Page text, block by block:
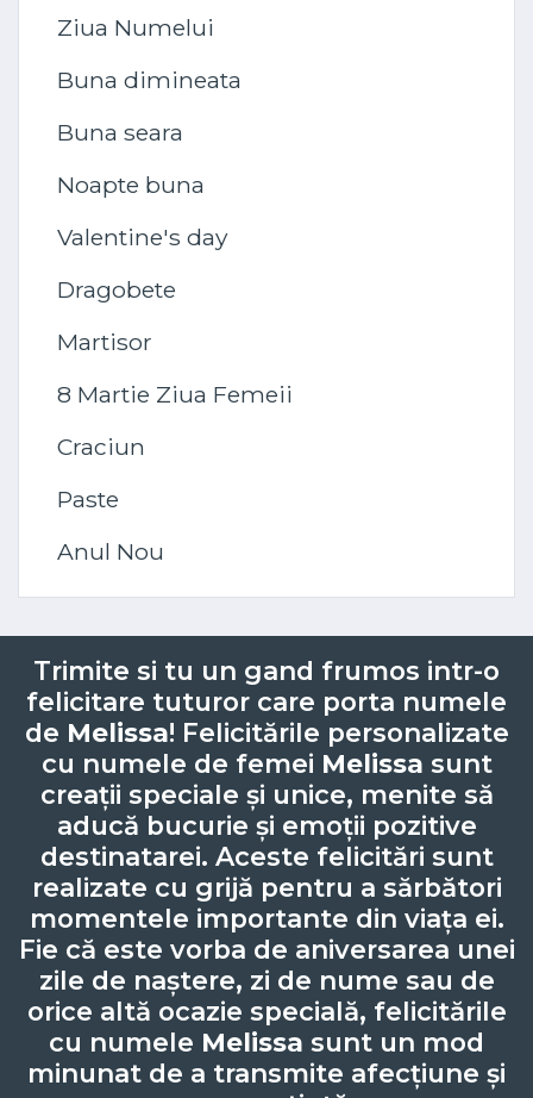
Ziua Numelui
Buna dimineata
Buna seara
Noapte buna
Valentine's day
Dragobete
Martisor
8 Martie Ziua Femeii
Craciun
Paste
Anul Nou
Trimite si tu un gand frumos intr-o
felicitare tuturor care porta numele
de Melissa! Felicitările personalizate
cu numele de femei Melissa sunt
creații speciale și unice, menite să
aducă bucurie și emoții pozitive
destinatarei. Aceste felicitări sunt
realizate cu grijă pentru a sărbători
momentele importante din viața ei.
Fie că este vorba de aniversarea unei
zile de naștere, zi de nume sau de
orice altă ocazie specială, felicitările
cu numele Melissa sunt un mod
minunat de a transmite afecțiune și